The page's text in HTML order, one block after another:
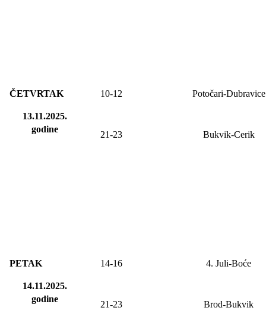
ČETVRTAK
13.11.2025.
godine
10-12 Potočari-Dubravice
21-23 Bukvik-Cerik
PETAK
14.11.2025.
godine
14-16 4. Juli-Boće
21-23 Brod-Bukvik